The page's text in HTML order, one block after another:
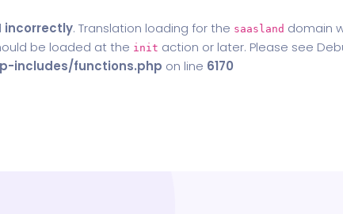
incorrectly. Translation loading for the saasland domain
be loaded at the init action or later. Please see
includes/functions.php on line 6170